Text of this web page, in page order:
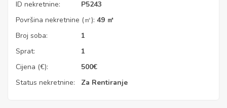
ID nekretnine:
P5243
Površina nekretnine (㎡): 49 ㎡
Broj soba:
1
Sprat:
1
Cijena (€):
500€
Status nekretnine:
Za Rentiranje